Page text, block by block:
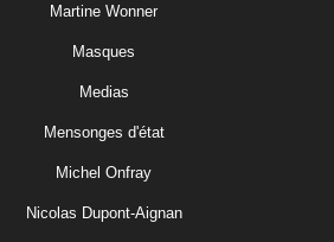
Martine Wonner
Masques
Medias
Mensonges d'état
Michel Onfray
Nicolas Dupont-Aignan